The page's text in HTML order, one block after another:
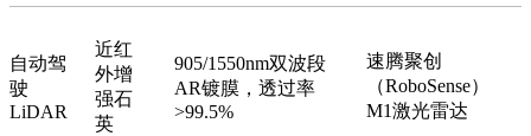
自动驾
驶
LiDAR
近红
外增
强石
英
905/1550nm双波段
AR镀膜，透过率
>99.5%
速腾聚创
（RoboSense）
M1激光雷达